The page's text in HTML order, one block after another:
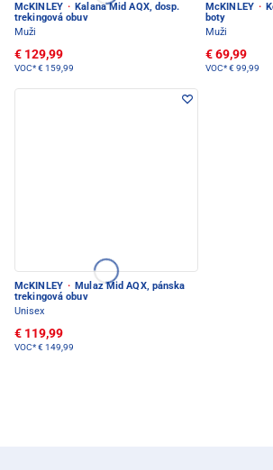
McKINLEY · Kalana Mid AQX, dosp.
trekingová obuv
Muži
€ 129,99
VOC*€ 159,99
McKINLEY ·
boty
Muži
€ 69,99
VOC*€ 99,99
McKINLEY · Mulaz Mid AQX, pánska
trekingová obuv
Unisex
€ 119,99
VOC*€ 149,99